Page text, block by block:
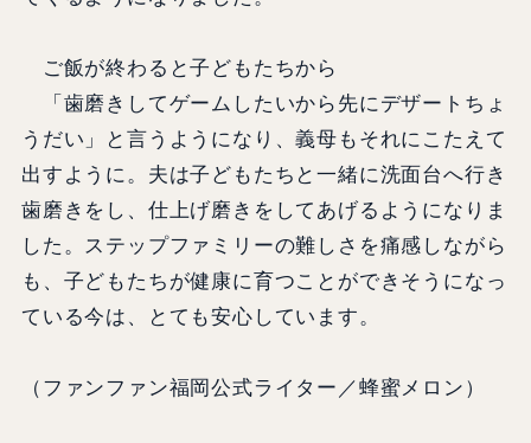
ご飯が終わると子どもたちから
「歯磨きしてゲームしたいから先にデザートちょ
うだい」と言うようになり、義母もそれにこたえて
出すように。夫は子どもたちと一緒に洗面台へ行き
歯磨きをし、仕上げ磨きをしてあげるようになりま
した。ステップファミリーの難しさを痛感しながら
も、子どもたちが健康に育つことができそうになっ
ている今は、とても安心しています。
（ファンファン福岡公式ライター／蜂蜜メロン）